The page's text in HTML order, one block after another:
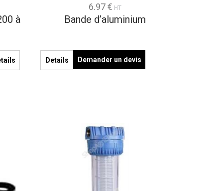
à
6.97 € HT
Bande d’aluminium
Demander un devis
Details